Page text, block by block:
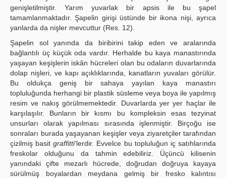
genişletilmiştir. Yarım yuvarlak bir apsis ile bu şapel
tamamlanmaktadır. Şapelin girişi üstünde bir ikona nişi, ayrıca
yanlarda da nişler mevcuttur (Res. 12).
Şapelin sol yanında da biribirini takip eden ve aralarında
bağlantılı üç küçük oda vardır. Herhalde bu kaya manastırında
yaşayan keşişlerin iskân hücreleri olan bu odaların duvarlarında
dolap nişleri, ve kapı açıklıklarında, kanatların yuvaları görülür.
Bu oldukça geniş bir sahaya yayılan kaya manastırı
topluluğunda herhangi bir plastik süsleme veya boya ile yapılmış
resim ve nakış görülmemektedir. Duvarlarda yer yer haçlar ile
karşılaşılır. Bunların bir kısmı bu kompleksin esas tezyinat
unsurları olarak yapılması sırasında işlenmiştir. Birçoğu ise
sonraları burada yaşayanan keşişler veya ziyaretçiler tarafından
çizilmiş basitgraffitti'lerdir. Evvelce bu topluluğun iç satıhlarında
freskolar olduğunu da tahmin edebiliriz. Üçüncü kilisenin
yanındaki çifte mezarlı hücrede, doğrudan doğruya kayaya
sürülmüş boyalardan meydana gelmiş bir fresko kalıntısı